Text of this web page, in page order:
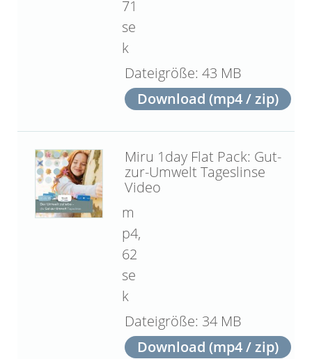
71
se
k
43 MB
Download (mp4 / zip)
Miru 1day Flat Pack: Gut-
zur-Umwelt Tageslinse
Video
m
p4,
62
se
k
34 MB
Download (mp4 / zip)